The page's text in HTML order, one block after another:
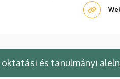
oktatási és tanulmányi